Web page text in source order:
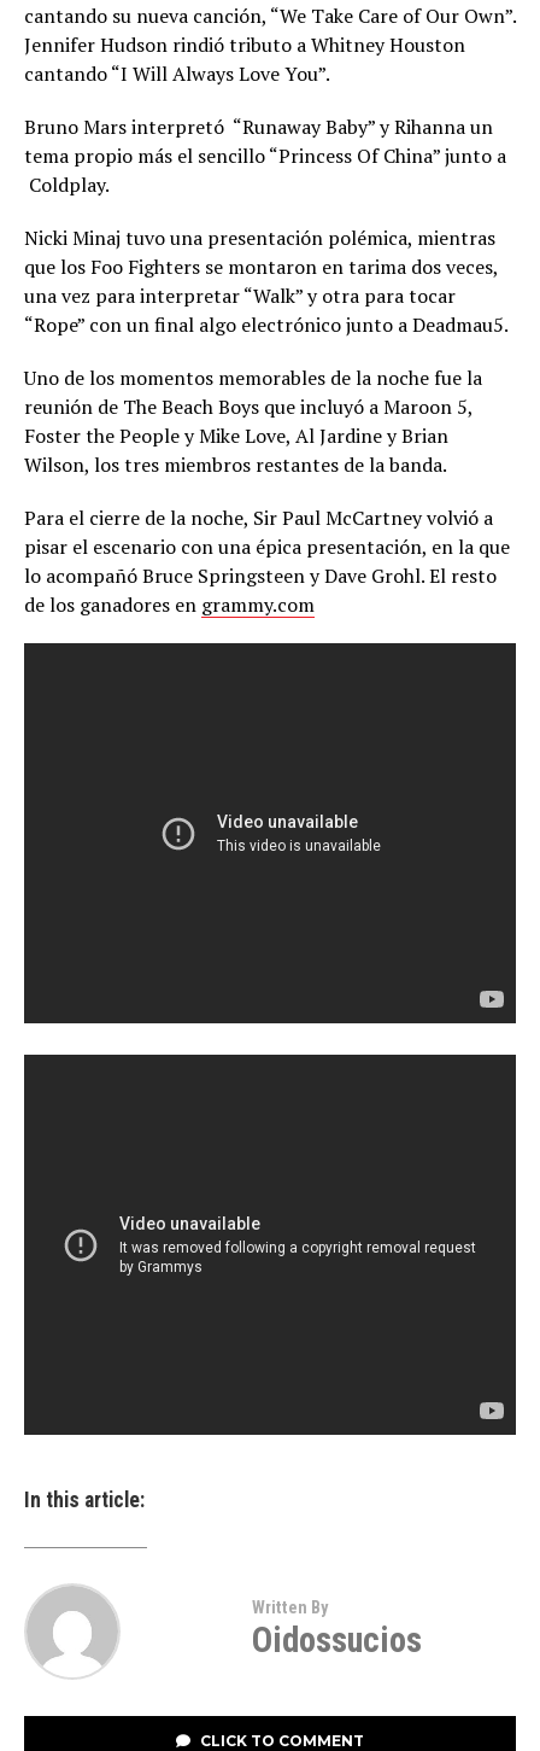
cantando su nueva canción, “We Take Care of Our Own”.
Jennifer Hudson rindió tributo a Whitney Houston
cantando “I Will Always Love You”.
Bruno Mars interpretó “Runaway Baby” y Rihanna un
tema propio más el sencillo “Princess Of China” junto a
Coldplay.
Nicki Minaj tuvo una presentación polémica, mientras
que los Foo Fighters se montaron en tarima dos veces,
una vez para interpretar “Walk” y otra para tocar
“Rope” con un final algo electrónico junto a Deadmau5.
Uno de los momentos memorables de la noche fue la
reunión de The Beach Boys que incluyó a Maroon 5,
Foster the People y Mike Love, Al Jardine y Brian
Wilson, los tres miembros restantes de la banda.
Para el cierre de la noche, Sir Paul McCartney volvió a
pisar el escenario con una épica presentación, en la que
lo acompañó Bruce Springsteen y Dave Grohl. El resto
de los ganadores en grammy.com
In this article:
Written By
Oidossucios
CLICK TO COMMENT